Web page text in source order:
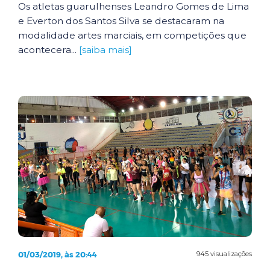
Os atletas guarulhenses Leandro Gomes de Lima
e Everton dos Santos Silva se destacaram na
modalidade artes marciais, em competições que
acontecera... [saiba mais]
945 visualizações
01/03/2019, às 20:44